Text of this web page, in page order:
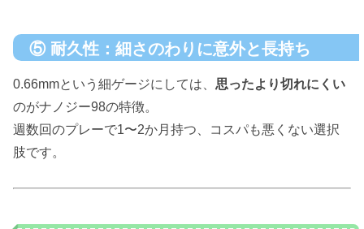
⑤ 耐久性：細さのわりに意外と長持ち
0.66mmという細ゲージにしては、 思ったより切れにくい
のがナノジー98の特徴。
週数回のプレーで1〜2か月持つ、コスパも悪くない選択
肢です。